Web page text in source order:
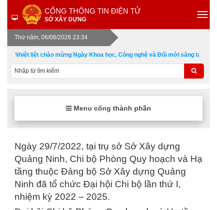
CỔNG THÔNG TIN ĐIỆN TỬ
SỞ XÂY DỰNG
Thứ năm, 06/08/2026 23:34
Nhiệt liệt chào mừng Ngày Khoa học, Công nghệ và Đổi mới sáng tạo Việt
Menu cổng thành phần
Ngày 29/7/2022, tại trụ sở Sở Xây dựng
Quảng Ninh, Chi bộ Phòng Quy hoạch và Hạ
tầng thuộc Đảng bộ Sở Xây dựng Quảng
Ninh đã tổ chức Đại hội Chi bộ lần thứ I,
nhiệm kỳ 2022 – 2025.